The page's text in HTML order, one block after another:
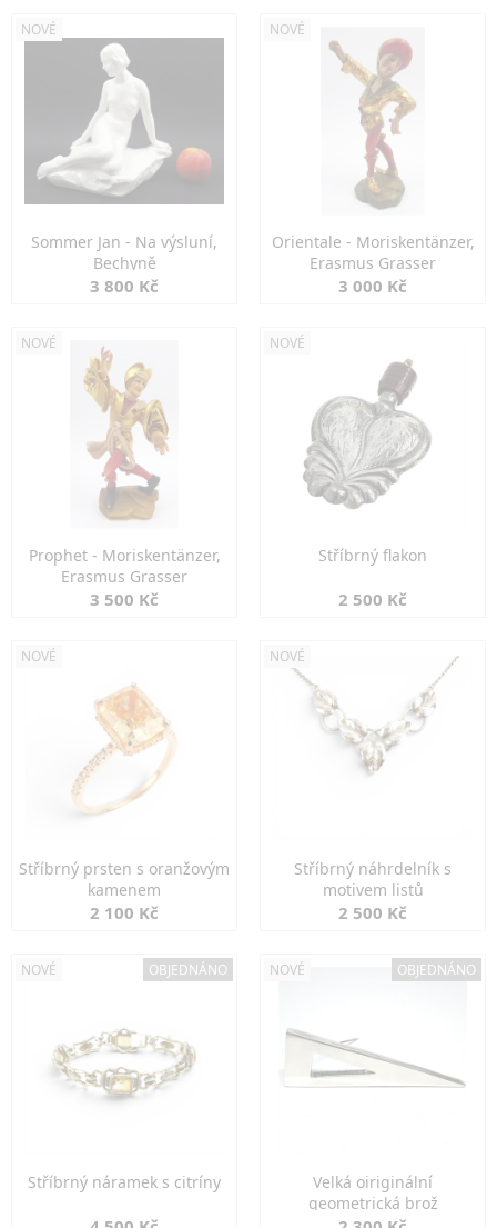
NOVÉ
Sommer Jan - Na výsluní,
Bechyně
3 800 Kč
NOVÉ
Orientale - Moriskentänzer,
Erasmus Grasser
3 000 Kč
NOVÉ
Prophet - Moriskentänzer,
Erasmus Grasser
3 500 Kč
NOVÉ
Stříbrný flakon
2 500 Kč
NOVÉ
Stříbrný prsten s oranžovým
kamenem
2 100 Kč
NOVÉ
Stříbrný náhrdelník s
motivem listů
2 500 Kč
NOVÉ OBJEDNÁNO
Stříbrný náramek s citríny
NOVÉ OBJEDNÁNO
Velká oiriginální
geometrická brož